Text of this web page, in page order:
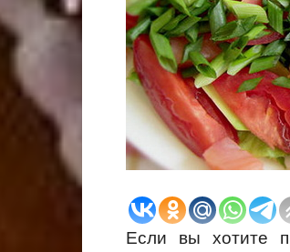
Если вы хотите